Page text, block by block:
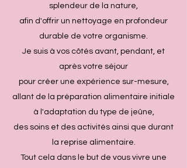
splendeur de la nature,
afin d'offrir un nettoyage en profondeur
durable de votre organisme.
Je suis à vos côtés avant, pendant, et
après votre séjour
pour créer une expérience sur-mesure,
allant de la préparation alimentaire initiale
à l'adaptation du type de jeûne,
des soins et des activités ainsi que durant
la reprise alimentaire.
Tout cela dans le but de vous vivre une